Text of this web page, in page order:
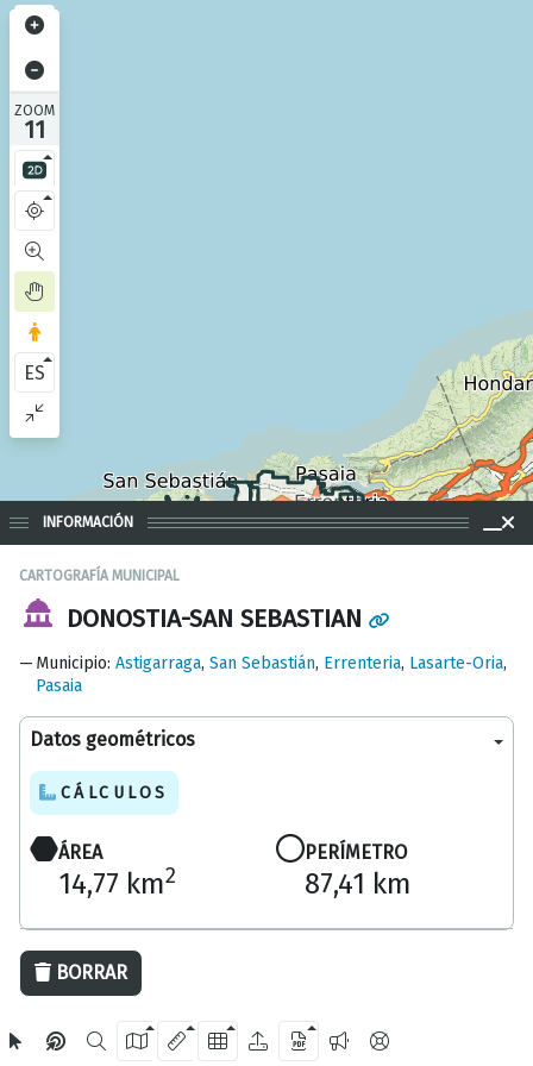
ZOOM
11
ES
OpenStreetMap
INFORMACIÓN
CARTOGRAFÍA MUNICIPAL
DONOSTIA-SAN SEBASTIAN
Municipio: Astigarraga, San Sebastián, Errenteria, Lasarte-Oria,
Pasaia
Datos geométricos
CÁLCULOS
ÁREA
14,77 km2
PERÍMETRO
87,41 km
BORRAR